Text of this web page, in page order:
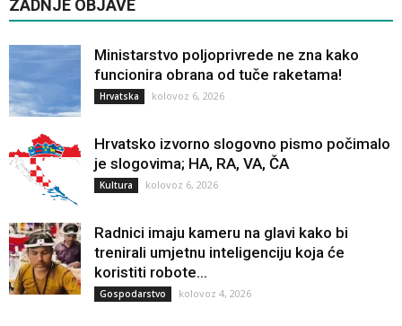
ZADNJE OBJAVE
Ministarstvo poljoprivrede ne zna kako
funcionira obrana od tuče raketama!
Hrvatska kolovoz 6, 2026
Hrvatsko izvorno slogovno pismo počimalo
je slogovima; HA, RA, VA, ČA
Kultura kolovoz 6, 2026
Radnici imaju kameru na glavi kako bi
trenirali umjetnu inteligenciju koja će
koristiti robote...
Gospodarstvo kolovoz 4, 2026